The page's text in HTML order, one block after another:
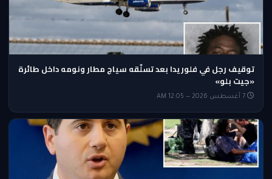
توقيف رجل في فلوريدا بعد تسلّقه سياج مطار ونومه داخل طائرة
«جيت بلو»